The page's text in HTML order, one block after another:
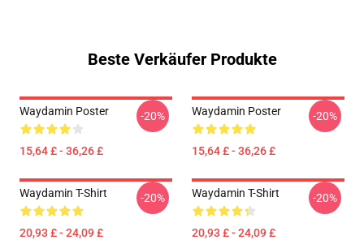
Beste Verkäufer Produkte
Waydamin Poster
15,64 £ - 36,26 £
-20% Waydamin Poster
15,64 £ - 36,26 £
-20%
Waydamin T-Shirt
20,93 £ - 24,09 £
-20% Waydamin T-Shirt
20,93 £ - 24,09 £
-20%